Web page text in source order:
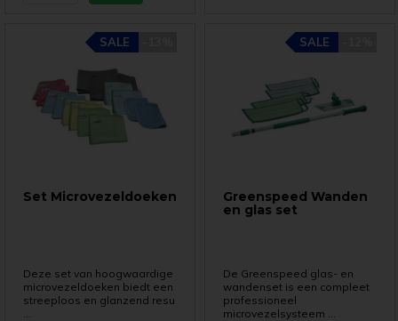
Set Microvezeldoeken
SALE
Deze set van hoogwaardige
microvezeldoeken biedt een
streeploos en glanzend resu
Greenspeed Wanden
en glas set
SALE
De Greenspeed glas- en
wandenset is een compleet
professioneel
microvezelsysteem ...